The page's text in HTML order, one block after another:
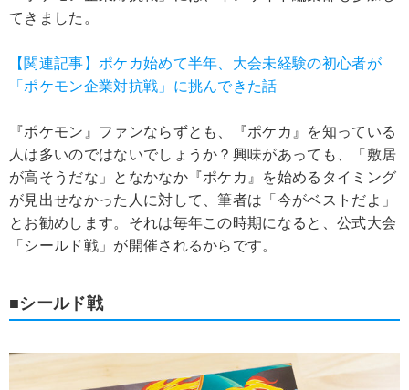
てきました。
【関連記事】ポケカ始めて半年、大会未経験の初心者が
「ポケモン企業対抗戦」に挑んできた話
『ポケモン』ファンならずとも、『ポケカ』を知っている
人は多いのではないでしょうか？興味があっても、「敷居
が高そうだな」となかなか『ポケカ』を始めるタイミング
が見出せなかった人に対して、筆者は「今がベストだよ」
とお勧めします。それは毎年この時期になると、公式大会
「シールド戦」が開催されるからです。
■シールド戦